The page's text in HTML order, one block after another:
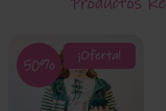
¡Oferta!
50%